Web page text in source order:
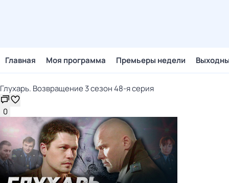
Главная Моя программа Премьеры недели
Глухарь. Возвращение 3 сезон 48-я серия
0